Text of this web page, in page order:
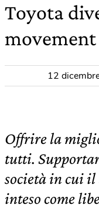
Toyota
12
Offrire la
tutti.
società in cui
inteso come